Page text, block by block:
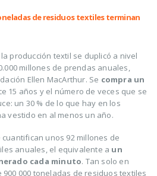
de residuos textiles terminan
la producción textil se duplicó a nivel
millones de prendas anuales,
Ellen MacArthur. Se compra un
15 años y el número de veces que se
un 30 % de lo que hay en los
vestido en al menos un año.
unos 92 millones de
anuales, el equivalente a un
cada minuto. Tan solo en
000 toneladas de residuos textiles